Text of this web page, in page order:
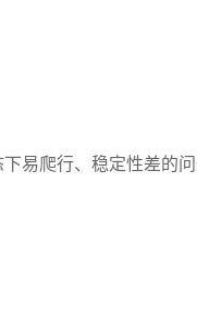
易爬行、稳定性差的问